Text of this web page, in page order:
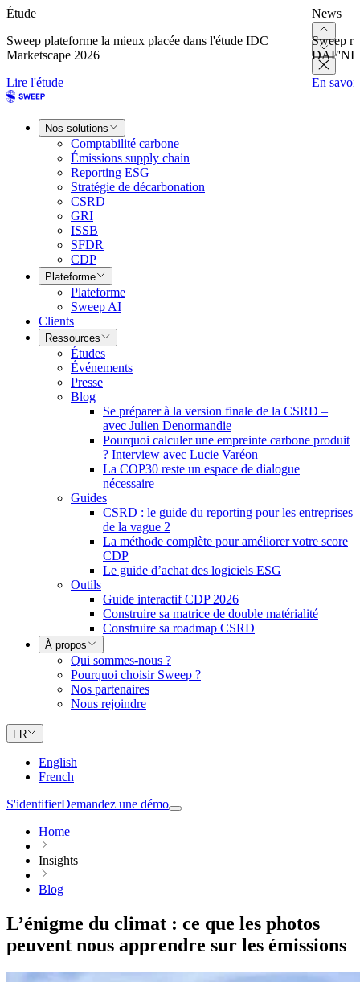
Étude
Sweep plateforme la mieux placée dans l'étude IDC
Marketscape 2026
Lire l'étude
News
Sweep
En
Nos solutions
Comptabilité carbone
Émissions supply chain
Reporting ESG
Stratégie de décarbonation
CSRD
GRI
ISSB
SFDR
CDP
Plateforme
Plateforme
Sweep AI
Clients
Ressources
Études
Événements
Presse
Blog
Se préparer à la version finale de la CSRD –
avec Julien Denormandie
Pourquoi calculer une empreinte carbone produit
? Interview avec Lucie Varéon
La COP30 reste un espace de dialogue
nécessaire
Guides
CSRD : le guide du reporting pour les entreprises
de la vague 2
La méthode complète pour améliorer votre score
CDP
Le guide d’achat des logiciels ESG
Outils
Guide interactif CDP 2026
Construire sa matrice de double matérialité
Construire sa roadmap CSRD
À propos
Qui sommes-nous ?
Pourquoi choisir Sweep ?
Nos partenaires
Nous rejoindre
FR
English
French
S'identifierDemandez une démo
Home
Insights
Blog
L’énigme du climat : ce que les photos
peuvent nous apprendre sur les émissions